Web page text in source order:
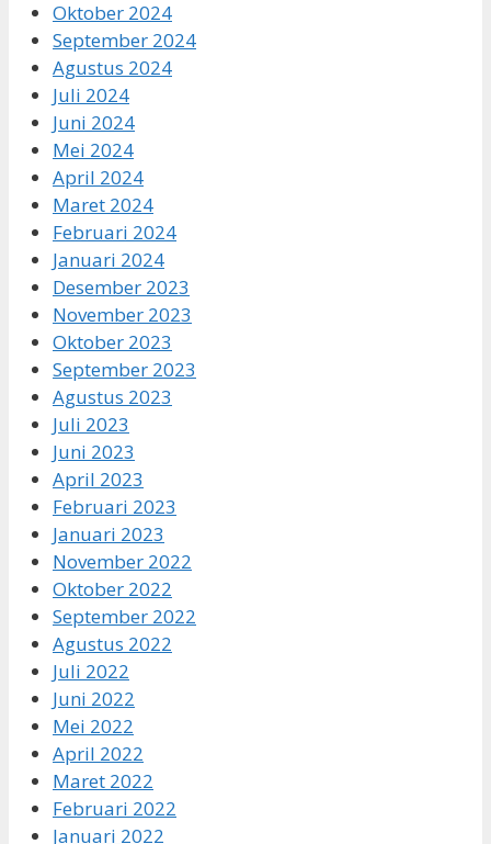
Oktober 2024
September 2024
Agustus 2024
Juli 2024
Juni 2024
Mei 2024
April 2024
Maret 2024
Februari 2024
Januari 2024
Desember 2023
November 2023
Oktober 2023
September 2023
Agustus 2023
Juli 2023
Juni 2023
April 2023
Februari 2023
Januari 2023
November 2022
Oktober 2022
September 2022
Agustus 2022
Juli 2022
Juni 2022
Mei 2022
April 2022
Maret 2022
Februari 2022
Januari 2022